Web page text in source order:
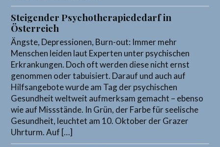
Steigender Psychotherapiededarf in
Österreich
Ängste, Depressionen, Burn-out: Immer mehr
Menschen leiden laut Experten unter psychischen
Erkrankungen. Doch oft werden diese nicht ernst
genommen oder tabuisiert. Darauf und auch auf
Hilfsangebote wurde am Tag der psychischen
Gesundheit weltweit aufmerksam gemacht – ebenso
wie auf Missstände. In Grün, der Farbe für seelische
Gesundheit, leuchtet am 10. Oktober der Grazer
Uhrturm. Auf […]